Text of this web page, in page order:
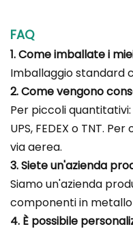
FAQ
1. Come imballate i
Imballaggio standard
2. Come vengono
Per piccoli
UPS, FEDEX o TNT.
via aerea.
3. Siete un'azienda
Siamo un'azienda
componenti in
4. È possibile